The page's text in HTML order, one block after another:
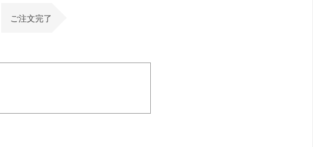
ご注文完了